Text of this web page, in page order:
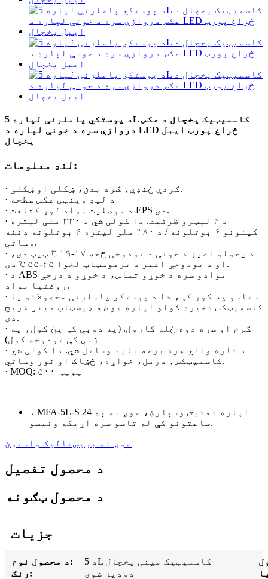
د پوستکي پاملرنې لپاره 5L کاسمیټیک یخچال د عکس
دروازې سره د خونې لپاره د LED څراغ پورټ ایبل
یخچال
لنډ معلومات:
· ګردې څنډې، ګرد بدن، ښکلی او ښکلی.
· د لیډ وینټي عکس سطحه
· د موصلیت مواد لوړ کثافت EPS دی.
· د ۴ لیټرو ظرفیت. دا کولی شي د ۳۳۰ ملی لیتره
کینونو ۶ بوتلونه / د ۳۸۰ ملی لیتره ۴ بوتلونه دننه
وساتي.
· د یخولو اغیز د خونې د تودوخې څخه ۱۷-۱۹ ℃ ټیټ دی،
او د تودوخې اغیز د ترموسټاټ لخوا ۴۵-۵۵ ℃ دی.
· د ABS موادو سره د خوړو تماس، د خوړو د درجې
روغتیا مواد.
· ستاسو په کور کې، دا د پوستکي پاملرنې محصولاتو یا
کاسمیټکس ذخیره کولو لپاره یو ښه ډیسټاپ مینی فریج
دی.
· ګرم او سړه دوه ځله کارول. (په دوبي کې یخ کول، په
ژمي کې تودوخه کول)
· د تازه والي هره برخه باید وساتل شي. دا کولی شي
کاسمیټکس، درمل، خواړه، څښاک او نور وساتي.
· MOQ: ۵۰۰ ټوټې
د MFA-5L-S لپاره تفتیش وسپارئ، موږ به په 24
ساعتونو کې له تاسو سره اړیکه ونیسو.
موږ ته بریښنالیک واستوئ
د محصول تفصیل
د محصول ټګونه
جزیات
د محصول نوم:
د 5L کاسمیټیک مینی یخچال
رنګ:
دودیز شوی